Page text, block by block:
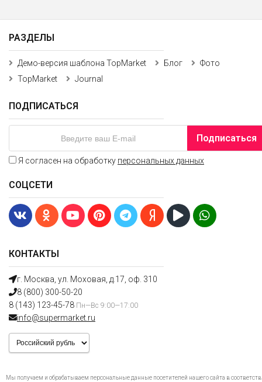
КОНТАКТЫ
г. Москва, ул. Моховая, д.17, оф. 310
8 (800) 300-50-20
8 (143) 123-45-78 Пн—Вс 9:00—17:00
info@supermarket.ru
РАЗДЕЛЫ
Демо-версия шаблона TopMarket Блог
Фото
TopMarket
Journal
ПОДПИСАТЬСЯ
Подписаться
Я согласен на обработку персональных данных
СОЦСЕТИ
Мы получаем и обрабатываем персональные данные посетителей нашего сайта в